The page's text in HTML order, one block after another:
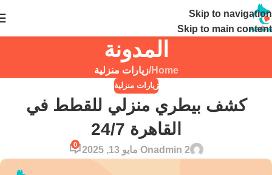
Skip to navigation
Skip to main content
المدونة
Home
/زيارات منزلية
زيارات منزلية
كشف بيطري منزلي للقطط في
القاهرة 24/7
admin 2On مايو 13, 2025
0